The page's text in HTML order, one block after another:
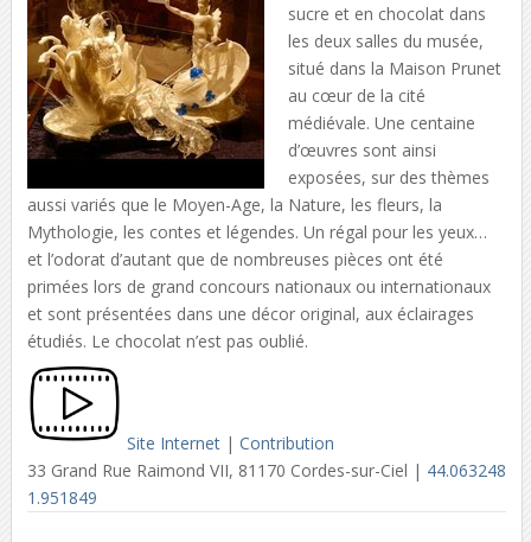
sucre et en chocolat dans
les deux salles du musée,
situé dans la Maison Prunet
au cœur de la cité
médiévale. Une centaine
d’œuvres sont ainsi
exposées, sur des thèmes
aussi variés que le Moyen-Age, la Nature, les fleurs, la
Mythologie, les contes et légendes. Un régal pour les yeux…
et l’odorat d’autant que de nombreuses pièces ont été
primées lors de grand concours nationaux ou internationaux
et sont présentées dans une décor original, aux éclairages
étudiés. Le chocolat n’est pas oublié.
Site Internet| Contribution
33 Grand Rue Raimond VII, 81170 Cordes-sur-Ciel | 44.063248
1.951849